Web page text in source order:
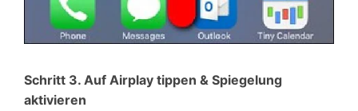
Schritt 3. Auf Airplay tippen & Spiegelung
aktivieren